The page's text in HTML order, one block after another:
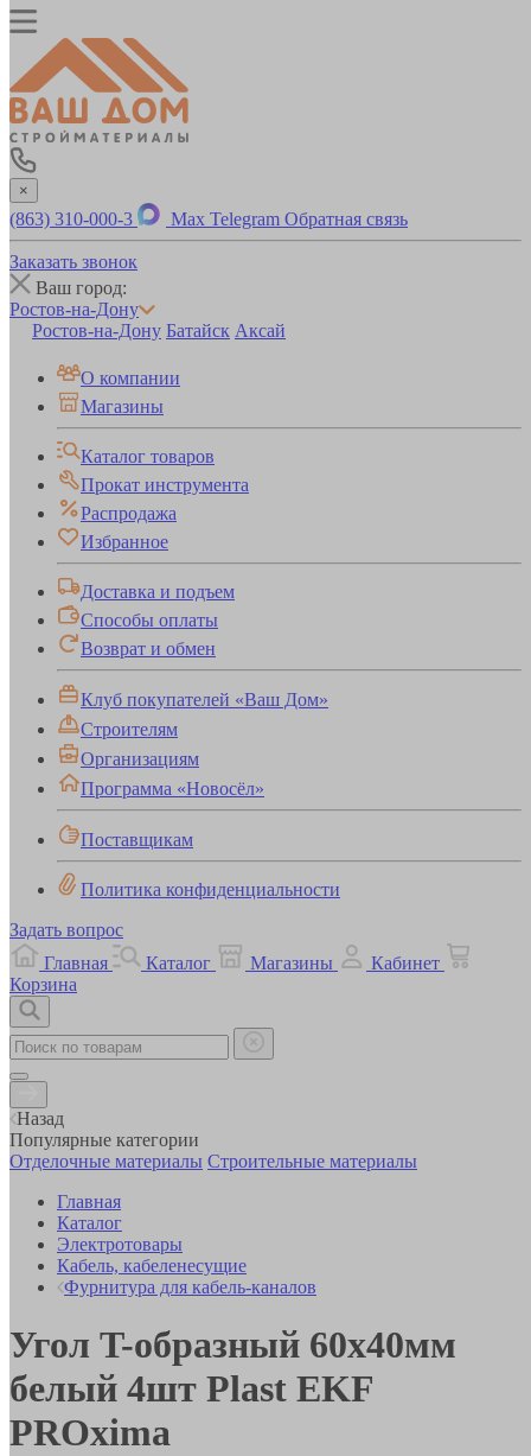
×
(863) 310-000-3 Max Telegram Обратная связь
Заказать звонок
Ваш город:
Ростов-на-Дону
Ростов-на-Дону Батайск Аксай
О компании
Магазины
Каталог товаров
Прокат инструмента
Распродажа
Избранное
Доставка и подъем
Способы оплаты
Возврат и обмен
Клуб покупателей «Ваш Дом»
Строителям
Организациям
Программа «Новосёл»
Поставщикам
Политика конфиденциальности
Задать вопрос
Главная
Каталог Магазины
Кабинет
Корзина
Назад
Популярные категории
Отделочные материалы Строительные материалы
Главная
Каталог
Электротовары
Кабель, кабеленесущие
Фурнитура для кабель-каналов
Угол T-образный 60х40мм
белый 4шт Plast EKF
PROxima